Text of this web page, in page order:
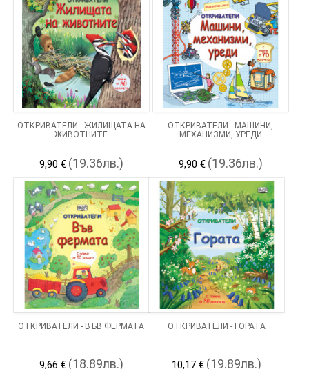
ОТКРИВАТЕЛИ - ЖИЛИЩАТА НА
ЖИВОТНИТЕ
9,90 € (19.36лв.)
ОТКРИВАТЕЛИ - МАШИНИ,
МЕХАНИЗМИ, УРЕДИ
9,90 € (19.36лв.)
ОТКРИВАТЕЛИ - ВЪВ ФЕРМАТА
9,66 € (18.89лв.)
ОТКРИВАТЕЛИ - ГОРАТА
10,17 € (19.89лв.)